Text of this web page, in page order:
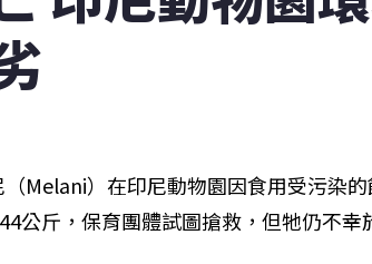
Melani）在印尼動物園因食用受污染
公斤，保育團體試圖搶救，但牠仍不幸